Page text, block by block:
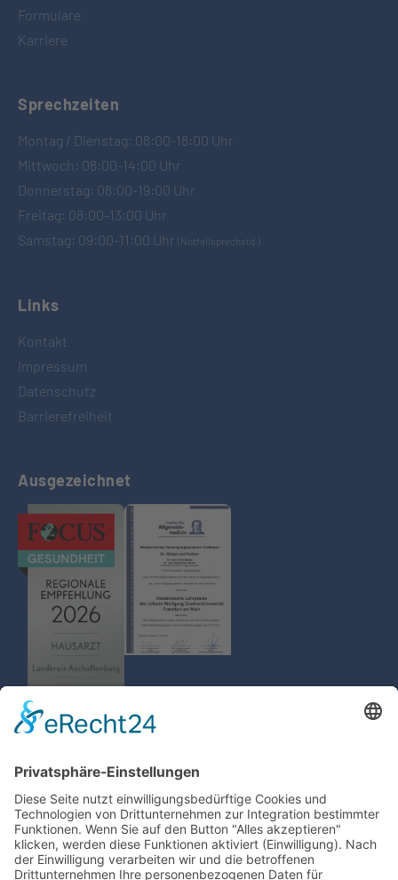
Formulare
Karriere
Sprechzeiten
Montag / Dienstag: 08:00-18:00 Uhr
Mittwoch: 08:00-14:00 Uhr
Donnerstag: 08:00-19:00 Uhr
Freitag: 08:00-13:00 Uhr
Samstag: 09:00-11:00 Uhr (Notfallsprechstd.)
Links
Kontakt
Impressum
Datenschutz
Barrierefreiheit
Ausgezeichnet
MVZ Goldbach